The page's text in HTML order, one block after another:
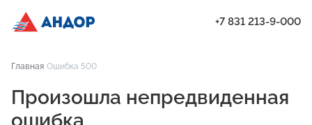
Проекты
Квартиры
+7 831 213-9-000
Главная Ошибка 500
Произошла непредвиденная